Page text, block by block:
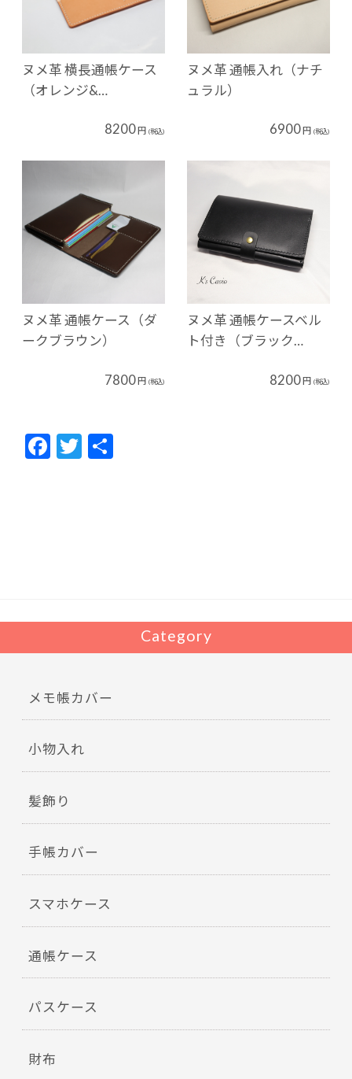
ヌメ革 横長通帳ケース
（オレンジ&…
8200円 (税込)
ヌメ革 通帳入れ（ナチ
ュラル）
6900円 (税込)
ヌメ革 通帳ケース（ダ
ークブラウン）
7800 円 (税込)
ヌメ革 通帳ケースベル
ト付き（ブラック…
8200 円 (税込)
F
T
Category
メモ帳カバー
小物入れ
髪飾り
手帳カバー
スマホケース
通帳ケース
パスケース
財布